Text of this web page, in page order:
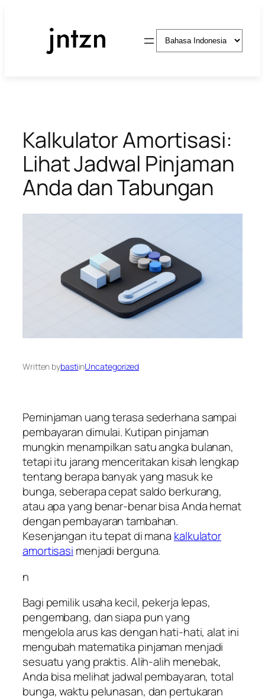
Pilih
sebuah
Kalkulator Amortisasi:
Lihat Jadwal Pinjaman
Anda dan Tabungan
Written bybastiinUncategorized
Peminjaman uang terasa sederhana sampai
pembayaran dimulai. Kutipan pinjaman
mungkin menampilkan satu angka bulanan,
tetapi itu jarang menceritakan kisah lengkap
tentang berapa banyak yang masuk ke
bunga, seberapa cepat saldo berkurang,
atau apa yang benar-benar bisa Anda hemat
dengan pembayaran tambahan.
Kesenjangan itu tepat di mana kalkulator
amortisasi menjadi berguna.
n
Bagi pemilik usaha kecil, pekerja lepas,
pengembang, dan siapa pun yang
mengelola arus kas dengan hati-hati, alat ini
mengubah matematika pinjaman menjadi
sesuatu yang praktis. Alih-alih menebak,
Anda bisa melihat jadwal pembayaran, total
bunga, waktu pelunasan, dan pertukaran